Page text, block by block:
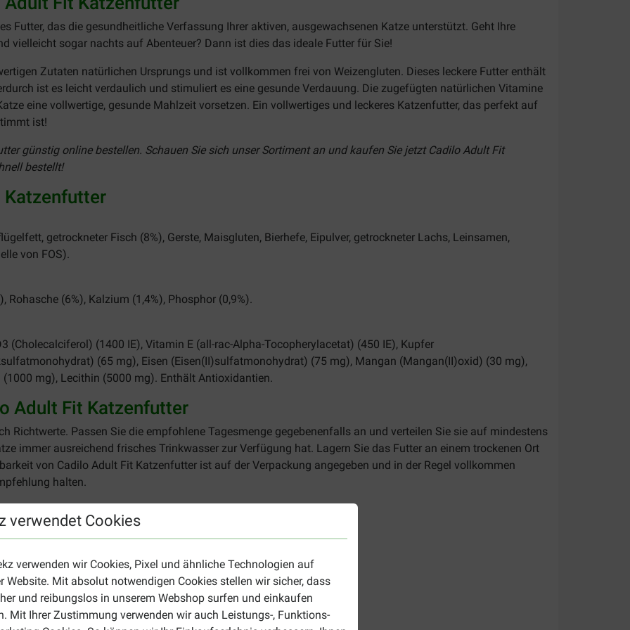
verwendet Cookies
verwenden wir Cookies, Pixel und ähnliche Technologien auf
Website. Mit absolut notwendigen Cookies stellen wir sicher, dass
und reibungslos in unserem Webshop surfen und einkaufen
Mit Ihrer Zustimmung verwenden wir auch Leistungs-, Funktions-
Futter, das die gesundheitliche Verfassung Ihrer aktiven, ausgewachsenen Katze unterstützt. Geht Ihre
vielleicht sogar nachts auf Abenteuer? Dann ist dies das ideale Futter für Sie!
Zutaten natürlichen Ursprungs und ist vollkommen frei von Weizengluten. Dieses leckere Futter enthält
ist es leicht verdaulich und stimuliert es eine gesunde Verdauung. Die zugefügten natürlichen Vitamine
eine vollwertige, gesunde Mahlzeit vorsetzen. Ein vollwertiges und leckeres Katzenfutter, das perfekt auf
ist!
günstig online bestellen. Schauen Sie sich unser Sortiment an und kaufen Sie jetzt Cadilo Adult Fit
bestellt!
getrockneter Fisch (8%), Gerste, Maisgluten, Bierhefe, Eipulver, getrockneter Lachs, Leinsamen,
von FOS).
Rohasche (6%), Kalzium (1,4%), Phosphor (0,9%).
(Cholecalciferol) (1400 IE), Vitamin E (all-rac-Alpha-Tocopherylacetat) (450 IE), Kupfer
(65 mg), Eisen (Eisen(II)sulfatmonohydrat) (75 mg), Mangan (Mangan(II)oxid) (30 mg),
mg), Lecithin (5000 mg). Enthält Antioxidantien.
Adult Fit Katzenfutter
Richtwerte. Passen Sie die empfohlene Tagesmenge gegebenenfalls an und verteilen Sie sie auf mindestens
immer ausreichend frisches Trinkwasser zur Verfügung hat. Lagern Sie das Futter an einem trockenen Ort
von Cadilo Adult Fit Katzenfutter ist auf der Verpackung angegeben und in der Regel vollkommen
halten.
Normal